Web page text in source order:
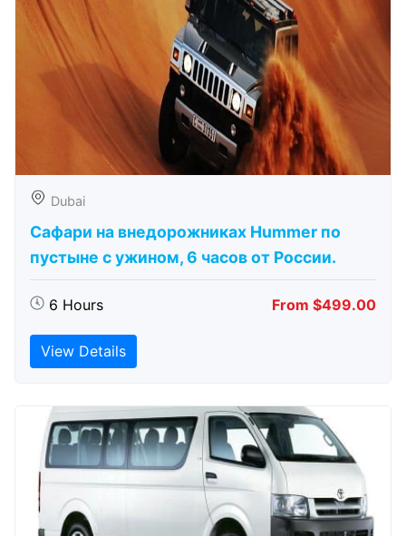
Dubai
Сафари на внедорожниках Hummer по
пустыне с ужином, 6 часов от России.
6 Hours From $499.00
View Details